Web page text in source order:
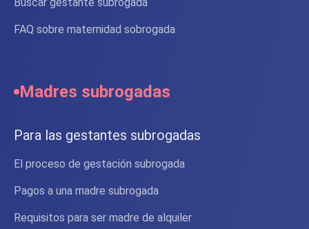
FAQ sobre maternidad sobrogada
Madres subrogadas
Para las gestantes subrogadas
El proceso de gestación subrogada
Pagos a una madre subrogada
Requisitos para ser madre de alquiler